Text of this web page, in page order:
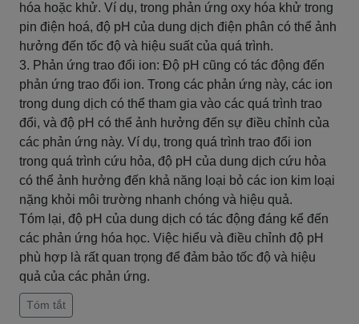
hóa hoặc khử. Ví dụ, trong phản ứng oxy hóa khử trong
pin điện hoá, độ pH của dung dịch điện phân có thể ảnh
hưởng đến tốc độ và hiệu suất của quá trình.
3. Phản ứng trao đổi ion: Độ pH cũng có tác động đến
phản ứng trao đổi ion. Trong các phản ứng này, các ion
trong dung dịch có thể tham gia vào các quá trình trao
đổi, và độ pH có thể ảnh hưởng đến sự điều chỉnh của
các phản ứng này. Ví dụ, trong quá trình trao đổi ion
trong quá trình cứu hỏa, độ pH của dung dịch cứu hỏa
có thể ảnh hưởng đến khả năng loại bỏ các ion kim loại
nặng khỏi môi trường nhanh chóng và hiệu quả.
Tóm lại, độ pH của dung dịch có tác động đáng kể đến
các phản ứng hóa học. Việc hiểu và điều chỉnh độ pH
phù hợp là rất quan trọng để đảm bảo tốc độ và hiệu
quả của các phản ứng.
Tóm tắt